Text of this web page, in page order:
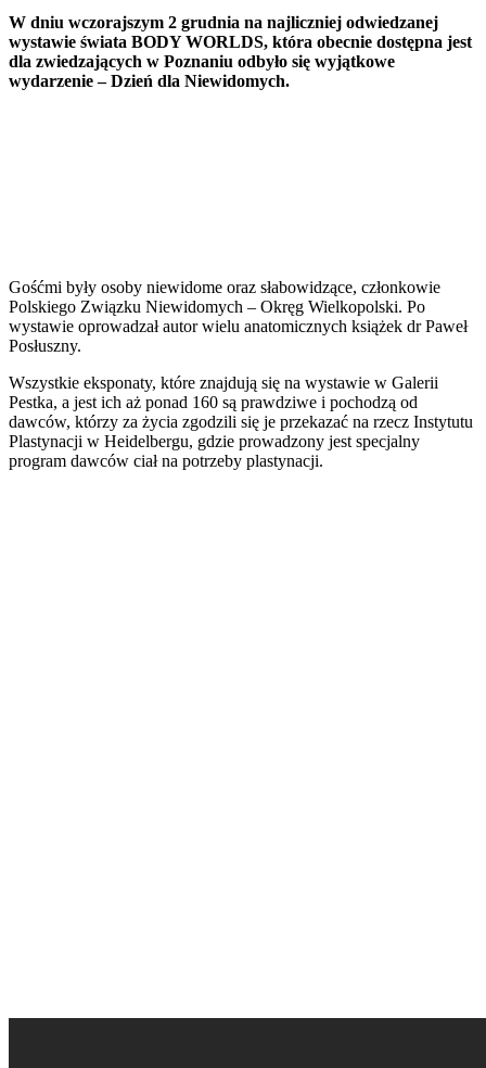
W dniu wczorajszym 2 grudnia na najliczniej odwiedzanej
wystawie świata BODY WORLDS, która obecnie dostępna jest
dla zwiedzających w Poznaniu odbyło się wyjątkowe
wydarzenie – Dzień dla Niewidomych.
Gośćmi były osoby niewidome oraz słabowidzące, członkowie
Polskiego Związku Niewidomych – Okręg Wielkopolski. Po
wystawie oprowadzał autor wielu anatomicznych książek dr Paweł
Posłuszny.
Wszystkie eksponaty, które znajdują się na wystawie w Galerii
Pestka, a jest ich aż ponad 160 są prawdziwe i pochodzą od
dawców, którzy za życia zgodzili się je przekazać na rzecz Instytutu
Plastynacji w Heidelbergu, gdzie prowadzony jest specjalny
program dawców ciał na potrzeby plastynacji.